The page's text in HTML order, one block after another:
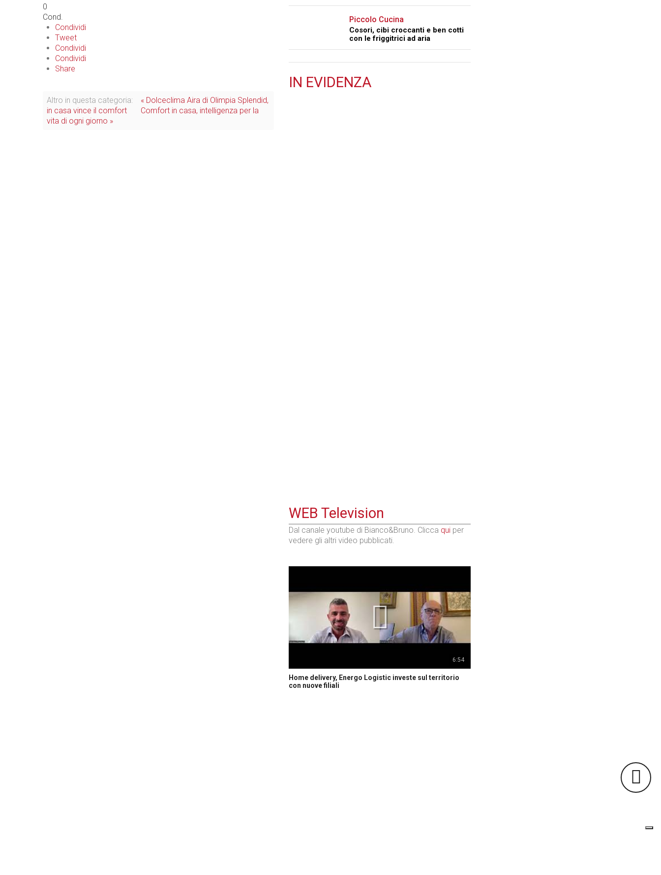
0
Cond.
Condividi
Tweet
Condividi
Condividi
Share
Altro in questa categoria:
« Dolceclima Aira di Olimpia Splendid,
in casa vince il comfort
Comfort in casa, intelligenza per la
vita di ogni giorno »
Piccolo Cucina
Cosori, cibi croccanti e ben cotti
con le friggitrici ad aria
IN EVIDENZA
WEB Television
Dal canale youtube di Bianco&Bruno. Clicca qui per
vedere gli altri video pubblicati.
6:54
Home delivery, Energo Logistic investe sul territorio
con nuove filiali